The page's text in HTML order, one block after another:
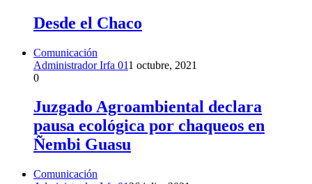
Desde el Chaco
Comunicación
Administrador Irfa 011 octubre, 2021
0
Juzgado Agroambiental declara
pausa ecológica por chaqueos en
Ñembi Guasu
Comunicación